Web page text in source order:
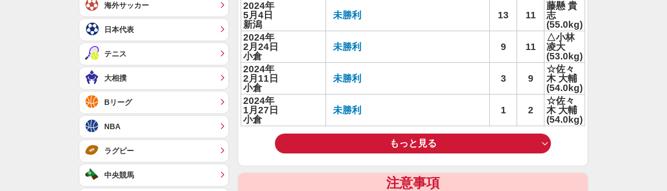
2024年
5月4日
新潟
未勝利 13 11
藤懸 貴
志
(55.0kg)
2024年
2月24日
小倉
未勝利 9 11
△小林
凌大
(53.0kg)
2024年
2月11日
小倉
未勝利 3 9
☆佐々
木 大輔
(54.0kg)
2024年
1月27日
小倉
未勝利 1 2
☆佐々
木 大輔
(54.0kg)
もっと見る
注意事項
海外サッカー
日本代表
テニス
大相撲
Bリーグ
NBA
ラグビー
中央競馬